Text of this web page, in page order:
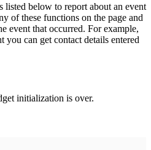
listed below to report about an event
of these functions on the page and
event that occurred. For example,
can get contact details entered
initialization is over.